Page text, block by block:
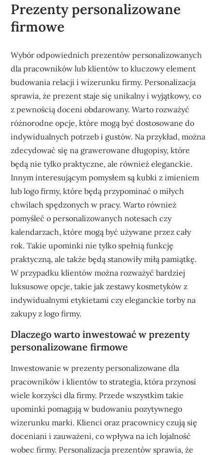
Prezenty personalizowane
firmowe
Wybór odpowiednich prezentów personalizowanych
dla pracowników lub klientów to kluczowy element
budowania relacji i wizerunku firmy. Personalizacja
sprawia, że prezent staje się unikalny i wyjątkowy, co
z pewnością doceni obdarowany. Warto rozważyć
różnorodne opcje, które mogą być dostosowane do
indywidualnych potrzeb i gustów. Na przykład, można
zdecydować się na grawerowane długopisy, które
będą nie tylko praktyczne, ale również eleganckie.
Innym interesującym pomysłem są kubki z imieniem
lub logo firmy, które będą przypominać o miłych
chwilach spędzonych w pracy. Warto również
pomyśleć o personalizowanych notesach czy
kalendarzach, które mogą być używane przez cały
rok. Takie upominki nie tylko spełnią funkcję
praktyczną, ale także będą stanowiły miłą pamiątkę.
W przypadku klientów można rozważyć bardziej
luksusowe opcje, takie jak zestawy kosmetyków z
indywidualnymi etykietami czy eleganckie torby na
zakupy z logo firmy.
Dlaczego warto inwestować w prezenty
personalizowane firmowe
Inwestowanie w prezenty personalizowane dla
pracowników i klientów to strategia, która przynosi
wiele korzyści dla firmy. Przede wszystkim takie
upominki pomagają w budowaniu pozytywnego
wizerunku marki. Klienci oraz pracownicy czują się
doceniani i zauważeni, co wpływa na ich lojalność
wobec firmy. Personalizacja prezentów sprawia, że